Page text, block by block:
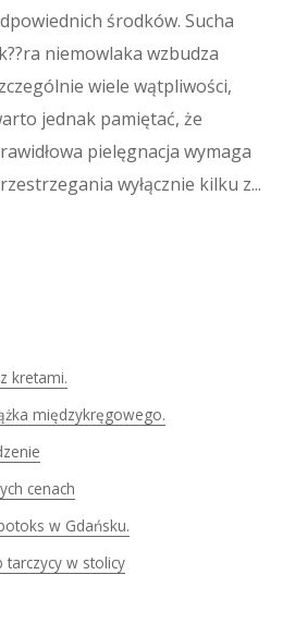
środków. Sucha
niemowlaka wzbudza
wiele wątpliwości,
jednak pamiętać, że
pielęgnacja wymaga
wyłącznie kilku z...
kretami.
międzykręgowego.
cenach
w Gdańsku.
tarczycy w stolicy